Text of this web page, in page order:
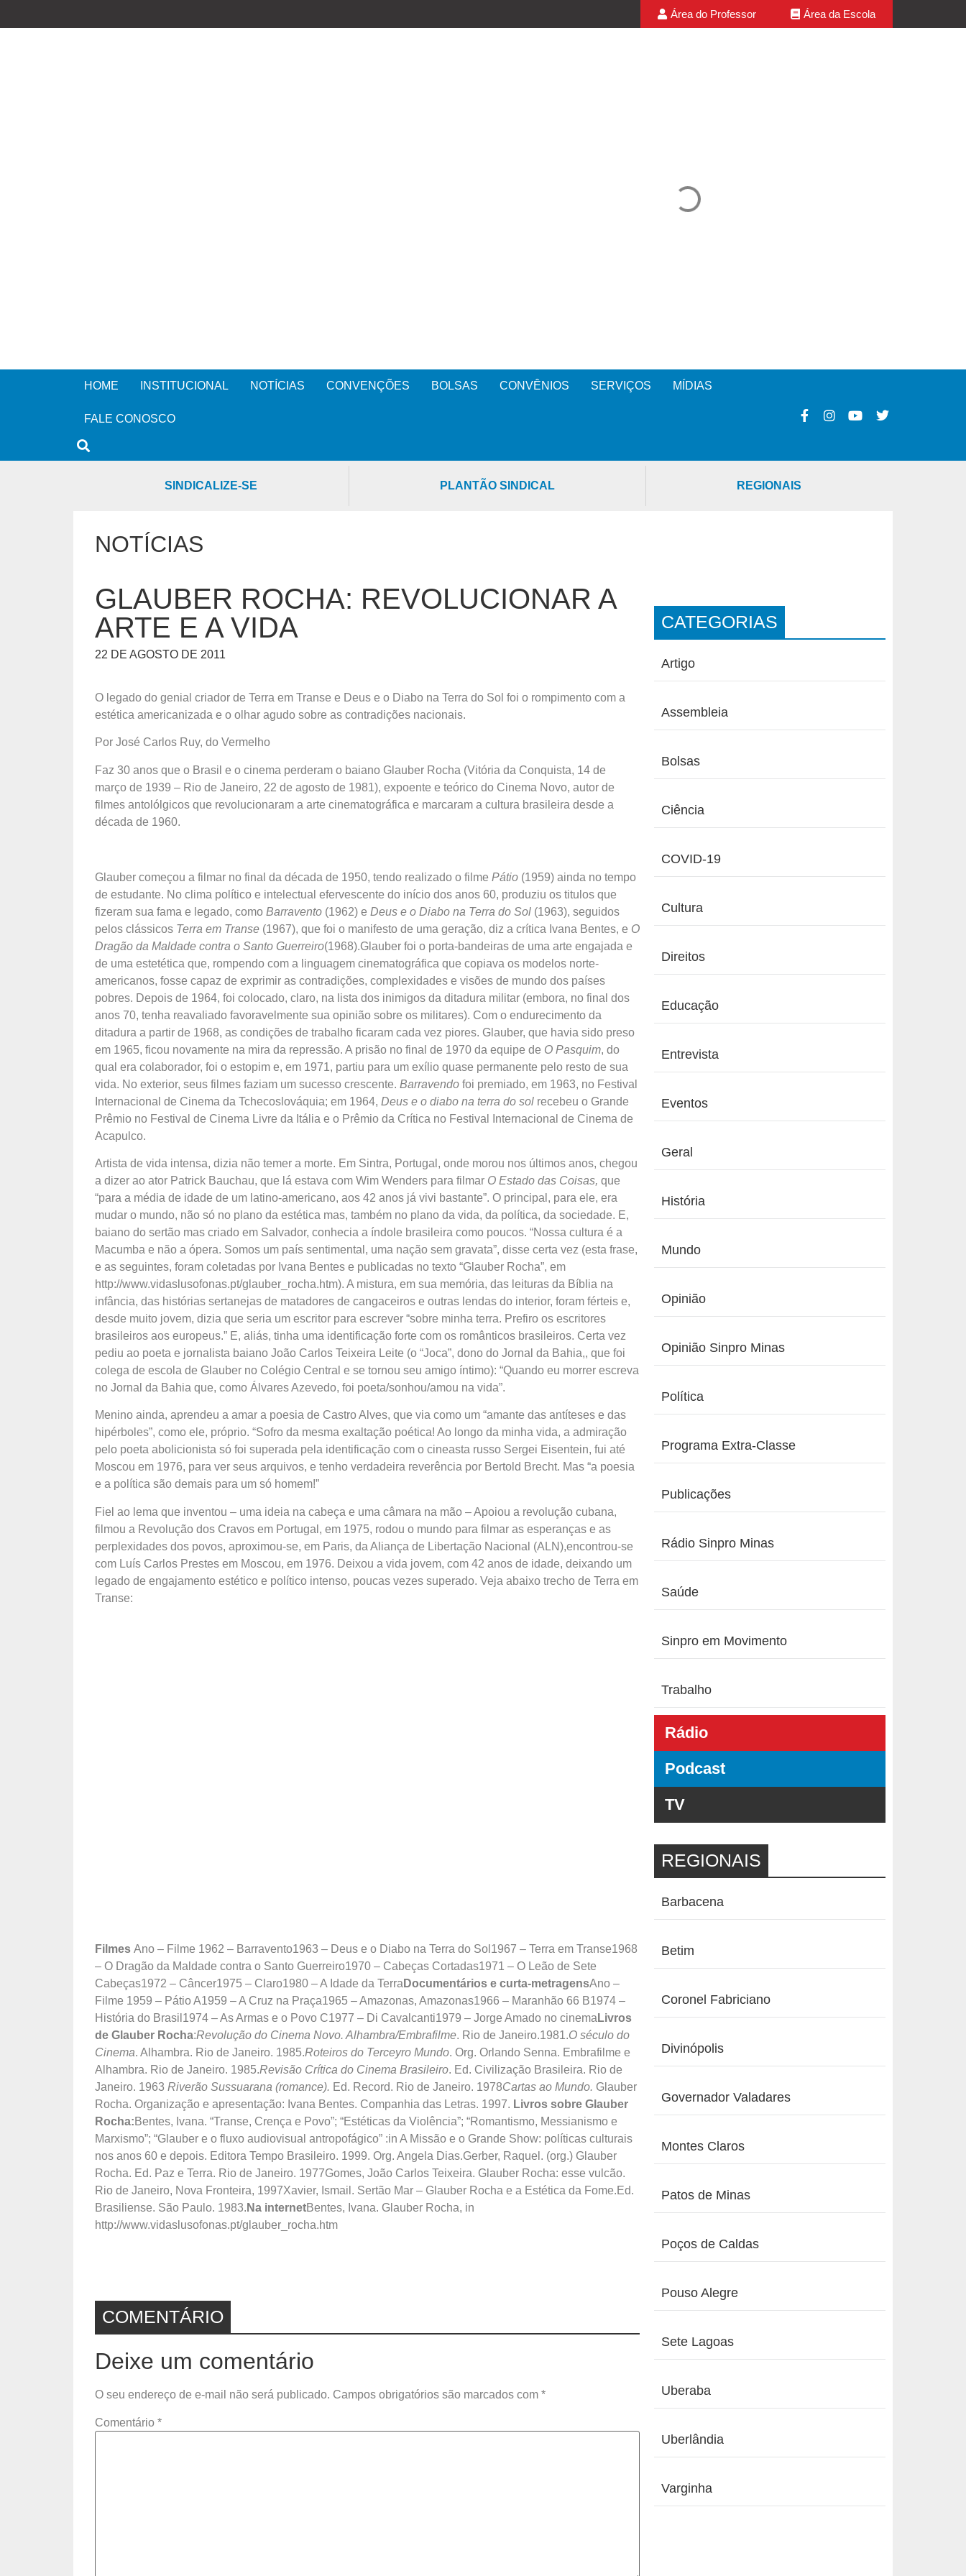
Área do Professor Área da Escola
HOME INSTITUCIONAL NOTÍCIAS CONVENÇÕES BOLSAS CONVÊNIOS SERVIÇOS MÍDIAS
FALE CONOSCO
SINDICALIZE-SE PLANTÃO SINDICAL REGIONAIS
NOTÍCIAS
GLAUBER ROCHA: REVOLUCIONAR A
ARTE E A VIDA
22 DE AGOSTO DE 2011
O legado do genial criador de Terra em Transe e Deus e o Diabo na Terra do Sol foi o rompimento com a
estética americanizada e o olhar agudo sobre as contradições nacionais.
Por José Carlos Ruy, do Vermelho
Faz 30 anos que o Brasil e o cinema perderam o baiano Glauber Rocha (Vitória da Conquista, 14 de
março de 1939 – Rio de Janeiro, 22 de agosto de 1981), expoente e teórico do Cinema Novo, autor de
filmes antolólgicos que revolucionaram a arte cinematográfica e marcaram a cultura brasileira desde a
década de 1960.
Glauber começou a filmar no final da década de 1950, tendo realizado o filme Pátio (1959) ainda no tempo
de estudante. No clima político e intelectual efervescente do início dos anos 60, produziu os titulos que
fizeram sua fama e legado, como Barravento (1962) e Deus e o Diabo na Terra do Sol (1963), seguidos
pelos clássicos Terra em Transe (1967), que foi o manifesto de uma geração, diz a crítica Ivana Bentes, e O
Dragão da Maldade contra o Santo Guerreiro(1968).Glauber foi o porta-bandeiras de uma arte engajada e
de uma estetética que, rompendo com a linguagem cinematográfica que copiava os modelos norte-
americanos, fosse capaz de exprimir as contradições, complexidades e visões de mundo dos países
pobres. Depois de 1964, foi colocado, claro, na lista dos inimigos da ditadura militar (embora, no final dos
anos 70, tenha reavaliado favoravelmente sua opinião sobre os militares). Com o endurecimento da
ditadura a partir de 1968, as condições de trabalho ficaram cada vez piores. Glauber, que havia sido preso
em 1965, ficou novamente na mira da repressão. A prisão no final de 1970 da equipe de O Pasquim, do
qual era colaborador, foi o estopim e, em 1971, partiu para um exílio quase permanente pelo resto de sua
vida. No exterior, seus filmes faziam um sucesso crescente. Barravendo foi premiado, em 1963, no Festival
Internacional de Cinema da Tchecoslováquia; em 1964, Deus e o diabo na terra do sol recebeu o Grande
Prêmio no Festival de Cinema Livre da Itália e o Prêmio da Crítica no Festival Internacional de Cinema de
Acapulco.
Artista de vida intensa, dizia não temer a morte. Em Sintra, Portugal, onde morou nos últimos anos, chegou
a dizer ao ator Patrick Bauchau, que lá estava com Wim Wenders para filmar O Estado das Coisas, que
“para a média de idade de um latino-americano, aos 42 anos já vivi bastante”. O principal, para ele, era
mudar o mundo, não só no plano da estética mas, também no plano da vida, da política, da sociedade. E,
baiano do sertão mas criado em Salvador, conhecia a índole brasileira como poucos. “Nossa cultura é a
Macumba e não a ópera. Somos um país sentimental, uma nação sem gravata”, disse certa vez (esta frase,
e as seguintes, foram coletadas por Ivana Bentes e publicadas no texto “Glauber Rocha”, em
http://www.vidaslusofonas.pt/glauber_rocha.htm). A mistura, em sua memória, das leituras da Bíblia na
infância, das histórias sertanejas de matadores de cangaceiros e outras lendas do interior, foram férteis e,
desde muito jovem, dizia que seria um escritor para escrever “sobre minha terra. Prefiro os escritores
brasileiros aos europeus.” E, aliás, tinha uma identificação forte com os românticos brasileiros. Certa vez
pediu ao poeta e jornalista baiano João Carlos Teixeira Leite (o “Joca”, dono do Jornal da Bahia,, que foi
colega de escola de Glauber no Colégio Central e se tornou seu amigo íntimo): “Quando eu morrer escreva
no Jornal da Bahia que, como Álvares Azevedo, foi poeta/sonhou/amou na vida”.
Menino ainda, aprendeu a amar a poesia de Castro Alves, que via como um “amante das antíteses e das
hipérboles”, como ele, próprio. “Sofro da mesma exaltação poética! Ao longo da minha vida, a admiração
pelo poeta abolicionista só foi superada pela identificação com o cineasta russo Sergei Eisentein, fui até
Moscou em 1976, para ver seus arquivos, e tenho verdadeira reverência por Bertold Brecht. Mas “a poesia
e a política são demais para um só homem!”
Fiel ao lema que inventou – uma ideia na cabeça e uma câmara na mão – Apoiou a revolução cubana,
filmou a Revolução dos Cravos em Portugal, em 1975, rodou o mundo para filmar as esperanças e as
perplexidades dos povos, aproximou-se, em Paris, da Aliança de Libertação Nacional (ALN),encontrou-se
com Luís Carlos Prestes em Moscou, em 1976. Deixou a vida jovem, com 42 anos de idade, deixando um
legado de engajamento estético e político intenso, poucas vezes superado. Veja abaixo trecho de Terra em
Transe:
Filmes Ano – Filme 1962 – Barravento1963 – Deus e o Diabo na Terra do Sol1967 – Terra em Transe1968
– O Dragão da Maldade contra o Santo Guerreiro1970 – Cabeças Cortadas1971 – O Leão de Sete
Cabeças1972 – Câncer1975 – Claro1980 – A Idade da Terra Documentários e curta-metragensAno –
Filme 1959 – Pátio A1959 – A Cruz na Praça1965 – Amazonas, Amazonas1966 – Maranhão 66 B1974 –
História do Brasil1974 – As Armas e o Povo C1977 – Di Cavalcanti1979 – Jorge Amado no cinema Livros
de Glauber Rocha:Revolução do Cinema Novo. Alhambra/Embrafilme. Rio de Janeiro.1981.O século do
Cinema. Alhambra. Rio de Janeiro. 1985.Roteiros do Terceyro Mundo. Org. Orlando Senna. Embrafilme e
Alhambra. Rio de Janeiro. 1985.Revisão Crítica do Cinema Brasileiro. Ed. Civilização Brasileira. Rio de
Janeiro. 1963 Riverão Sussuarana (romance). Ed. Record. Rio de Janeiro. 1978Cartas ao Mundo. Glauber
Rocha. Organização e apresentação: Ivana Bentes. Companhia das Letras. 1997. Livros sobre Glauber
Rocha: Bentes, Ivana. “Transe, Crença e Povo”; “Estéticas da Violência”; “Romantismo, Messianismo e
Marxismo”; “Glauber e o fluxo audiovisual antropofágico” :in A Missão e o Grande Show: políticas culturais
nos anos 60 e depois. Editora Tempo Brasileiro. 1999. Org. Angela Dias.Gerber, Raquel. (org.) Glauber
Rocha. Ed. Paz e Terra. Rio de Janeiro. 1977Gomes, João Carlos Teixeira. Glauber Rocha: esse vulcão.
Rio de Janeiro, Nova Fronteira, 1997Xavier, Ismail. Sertão Mar – Glauber Rocha e a Estética da Fome.Ed.
Brasiliense. São Paulo. 1983. Na internetBentes, Ivana. Glauber Rocha, in
http://www.vidaslusofonas.pt/glauber_rocha.htm
COMENTÁRIO
Deixe um comentário
O seu endereço de e-mail não será publicado. Campos obrigatórios são marcados com *
Comentário *
CATEGORIAS
Artigo
Assembleia
Bolsas
Ciência
COVID-19
Cultura
Direitos
Educação
Entrevista
Eventos
Geral
História
Mundo
Opinião
Opinião Sinpro Minas
Política
Programa Extra-Classe
Publicações
Rádio Sinpro Minas
Saúde
Sinpro em Movimento
Trabalho
Rádio
Podcast
TV
REGIONAIS
Barbacena
Betim
Coronel Fabriciano
Divinópolis
Governador Valadares
Montes Claros
Patos de Minas
Poços de Caldas
Pouso Alegre
Sete Lagoas
Uberaba
Uberlândia
Varginha